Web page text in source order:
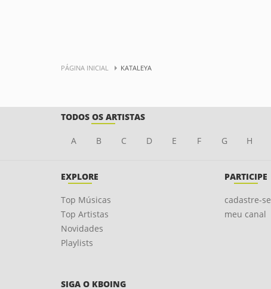
PÁGINA INICIAL KATALEYA
TODOS OS ARTISTAS
A B C D E F G H
EXPLORE
Top Músicas
Top Artistas
Novidades
Playlists
PARTICIPE
cadastre-se
meu canal
SIGA O KBOING